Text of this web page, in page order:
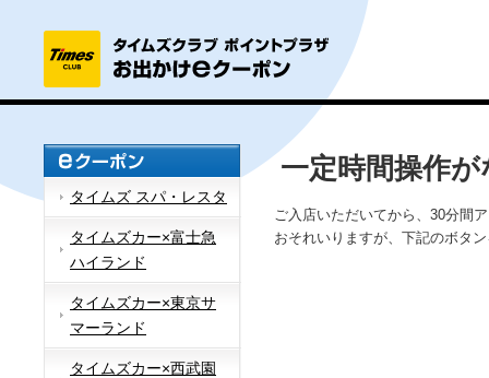
タイムズ スパ・レスタ
タイムズカー×富士急
ハイランド
タイムズカー×東京サ
マーランド
タイムズカー×西武園
一定時間操作
ご入店いただいてから、30分間
おそれいりますが、下記のボタ